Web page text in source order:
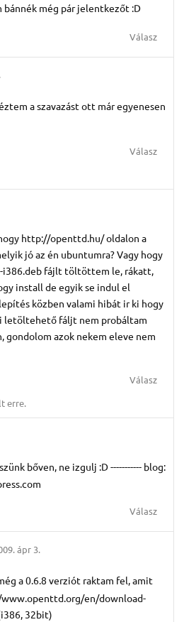
bánnék még pár jelentkezőt :D
Válasz
a szavazást ott már egyenesen
Válasz
http://openttd.hu/ oldalon a
jó az én ubuntumra? Vagy hogy
fájlt töltöttem le, rákatt,
install de egyik se indul el
közben valami hibát ir ki hogy
letöltehető fáljt nem probáltam
gondolom azok nekem eleve nem
Válasz
erre.
bőven, ne izgulj :D ----------- blog:
Válasz
ápr 3.
a 0.6.8 verziót raktam fel, amit
en/download-
32bit)